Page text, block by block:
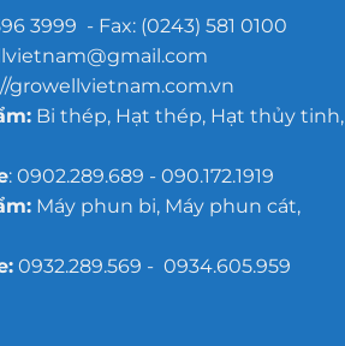
- Fax: (0243) 581 0100
growellvietnam.com.vn
Bi thép, Hạt thép, Hạt thủy tinh,
: 0902.289.689 - 090.172.1919
Máy phun bi, Máy phun cát,
0932.289.569 - 0934.605.959